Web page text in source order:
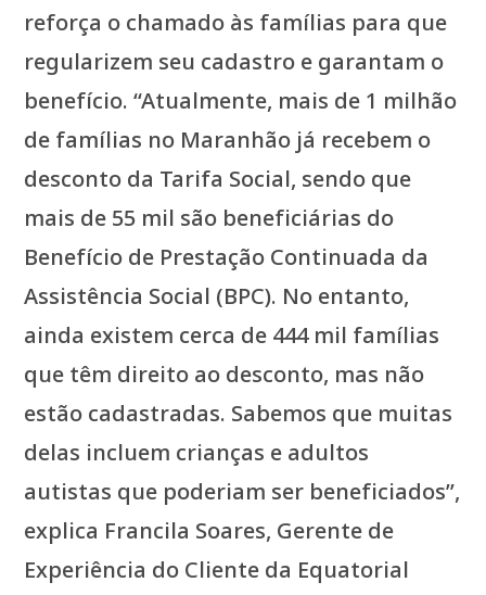
reforça o chamado às famílias para que
regularizem seu cadastro e garantam o
benefício. “Atualmente, mais de 1 milhão
de famílias no Maranhão já recebem o
desconto da Tarifa Social, sendo que
mais de 55 mil são beneficiárias do
Benefício de Prestação Continuada da
Assistência Social (BPC). No entanto,
ainda existem cerca de 444 mil famílias
que têm direito ao desconto, mas não
estão cadastradas. Sabemos que muitas
delas incluem crianças e adultos
autistas que poderiam ser beneficiados”,
explica Francila Soares, Gerente de
Experiência do Cliente da Equatorial